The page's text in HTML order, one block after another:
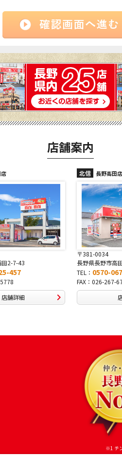
店舗案内
田2-7-43
457
店舗詳細
北信 長野高田店
〒381-0034
長野県長野市高
TEL： 0570-
FAX：026-267-
※1 チ